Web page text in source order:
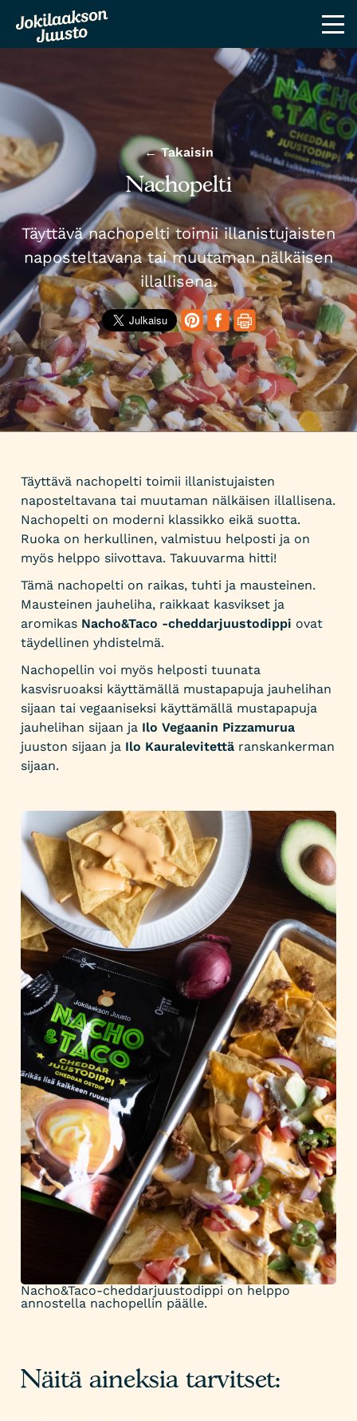
← Takaisin
Nachopelti
Täyttävä nachopelti toimii illanistujaisten
naposteltavana tai muutaman nälkäisen
illallisena.
Täyttävä nachopelti toimii illanistujaisten
naposteltavana tai muutaman nälkäisen illallisena.
Nachopelti on moderni klassikko eikä suotta.
Ruoka on herkullinen, valmistuu helposti ja on
myös helppo siivottava. Takuuvarma hitti!
Tämä nachopelti on raikas, tuhti ja mausteinen.
Mausteinen jauheliha, raikkaat kasvikset ja
aromikas Nacho&Taco -cheddarjuustodippi ovat
täydellinen yhdistelmä.
Nachopellin voi myös helposti tuunata
kasvisruoaksi käyttämällä mustapapuja jauhelihan
sijaan tai vegaaniseksi käyttämällä mustapapuja
jauhelihan sijaan ja Ilo Vegaanin Pizzamurua
juuston sijaan ja Ilo Kauralevitettä ranskankerman
sijaan.
Nacho&Taco-cheddarjuustodippi on helppo
annostella nachopellin päälle.
Näitä aineksia tarvitset: